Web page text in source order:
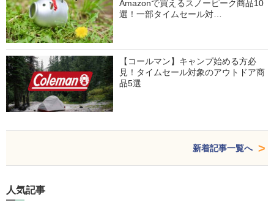
Amazonで買えるスノーピーク商品10
選！一部タイムセール対…
【コールマン】キャンプ始める方必
見！タイムセール対象のアウトドア商
品5選
新着記事一覧へ
人気記事